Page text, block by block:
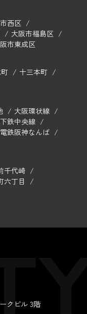
西区
大阪市福島区
市東成区
十三本町
大阪環状線
鉄中央線
鉄阪神なんば
千代崎
六丁目
クビル 3階